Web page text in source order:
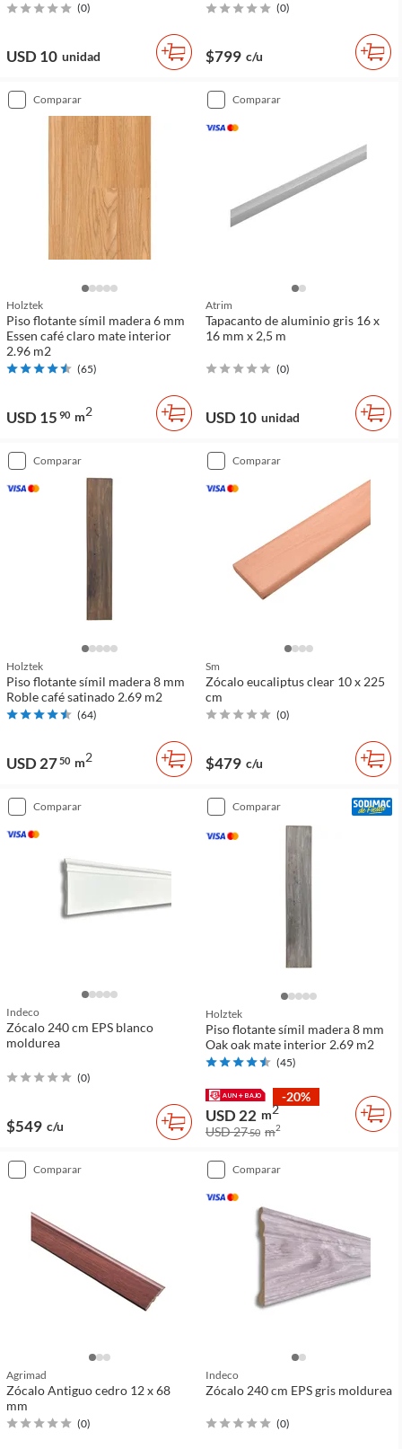
(0)
USD 10 unidad
(0)
$799 c/u
comparar
Holztek
Piso flotante símil madera 6 mm
Essen café claro mate interior
2.96 m2
(65)
USD 15 90 m2
comparar
Atrim
Tapacanto de aluminio gris 16 x
16 mm x 2,5 m
(0)
USD 10 unidad
comparar
Holztek
Piso flotante símil madera 8 mm
Roble café satinado 2.69 m2
(64)
USD 2750 m2
comparar
Sm
Zócalo eucaliptus clear 10 x 225
cm
(0)
$479 c/u
comparar
Indeco
Zócalo 240 cm EPS blanco
moldurea
(0)
$549 c/u
comparar
Holztek
Piso flotante símil madera 8 mm
Oak oak mate interior 2.69 m2
(45)
-20%
USD 22 m2
USD 2750 m2
comparar
Agrimad
Zócalo Antiguo cedro 12 x 68
mm
(0)
comparar
Indeco
Zócalo 240 cm EPS gris moldurea
(0)